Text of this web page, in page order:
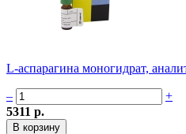
L-аспарагина моногидрат,
–
+
5311 р.